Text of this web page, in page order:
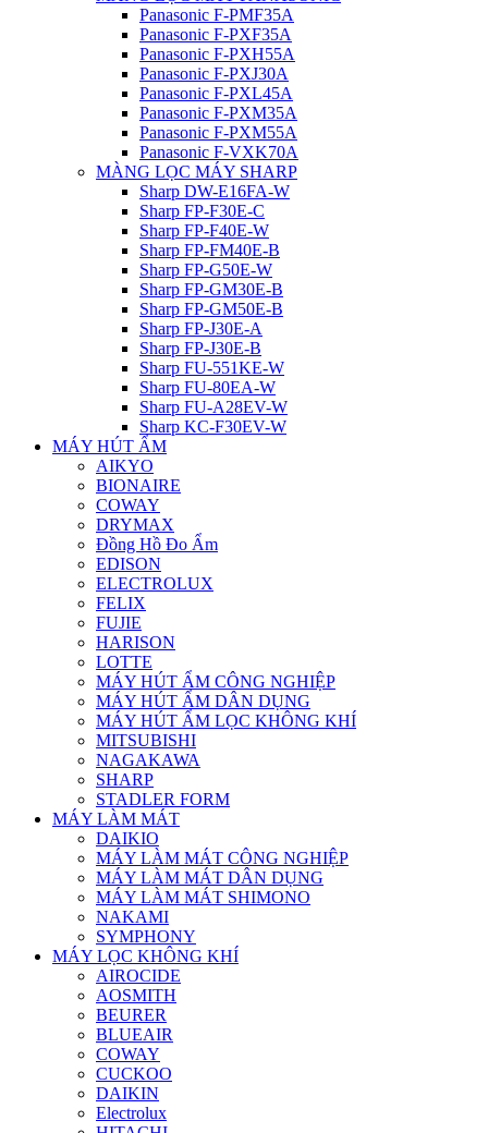
Panasonic F-PMF35A
Panasonic F-PXF35A
Panasonic F-PXH55A
Panasonic F-PXJ30A
Panasonic F-PXL45A
Panasonic F-PXM35A
Panasonic F-PXM55A
Panasonic F-VXK70A
MÀNG LỌC MÁY SHARP
Sharp DW-E16FA-W
Sharp FP-F30E-C
Sharp FP-F40E-W
Sharp FP-FM40E-B
Sharp FP-G50E-W
Sharp FP-GM30E-B
Sharp FP-GM50E-B
Sharp FP-J30E-A
Sharp FP-J30E-B
Sharp FU-551KE-W
Sharp FU-80EA-W
Sharp FU-A28EV-W
Sharp KC-F30EV-W
MÁY HÚT ẨM
AIKYO
BIONAIRE
COWAY
DRYMAX
Đồng Hồ Đo Ẩm
EDISON
ELECTROLUX
FELIX
FUJIE
HARISON
LOTTE
MÁY HÚT ẨM CÔNG NGHIỆP
MÁY HÚT ẨM DÂN DỤNG
MÁY HÚT ẨM LỌC KHÔNG KHÍ
MITSUBISHI
NAGAKAWA
SHARP
STADLER FORM
MÁY LÀM MÁT
DAIKIO
MÁY LÀM MÁT CÔNG NGHIỆP
MÁY LÀM MÁT DÂN DỤNG
MÁY LÀM MÁT SHIMONO
NAKAMI
SYMPHONY
MÁY LỌC KHÔNG KHÍ
AIROCIDE
AOSMITH
BEURER
BLUEAIR
COWAY
CUCKOO
DAIKIN
Electrolux